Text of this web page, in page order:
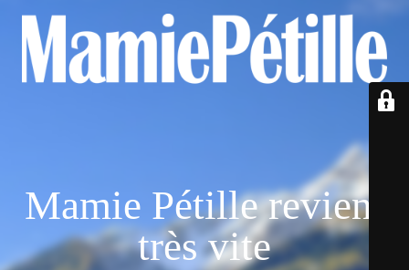
Mamie Pétille revient
très vite